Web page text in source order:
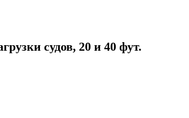
судов, 20 и 40 фут.